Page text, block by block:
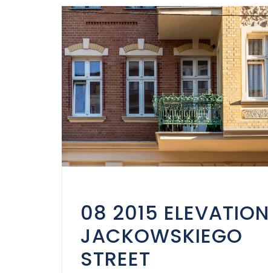
08 2015 ELEVATION
JACKOWSKIEGO
STREET